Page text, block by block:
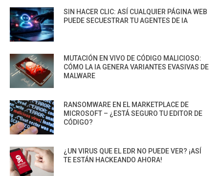
SIN HACER CLIC: ASÍ CUALQUIER PÁGINA WEB
PUEDE SECUESTRAR TU AGENTES DE IA
MUTACIÓN EN VIVO DE CÓDIGO MALICIOSO:
CÓMO LA IA GENERA VARIANTES EVASIVAS DE
MALWARE
RANSOMWARE EN EL MARKETPLACE DE
MICROSOFT – ¿ESTÁ SEGURO TU EDITOR DE
CÓDIGO?
¿UN VIRUS QUE EL EDR NO PUEDE VER? ¡ASÍ
TE ESTÁN HACKEANDO AHORA!